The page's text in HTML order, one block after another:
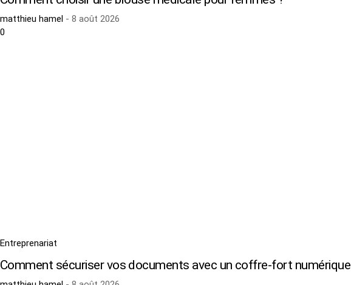
matthieu hamel - 8 août 2026
0
Entreprenariat
Comment sécuriser vos documents avec un coffre-fort numérique